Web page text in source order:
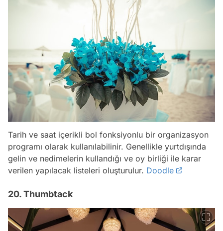
Tarih ve saat içerikli bol fonksiyonlu bir organizasyon
programı olarak kullanılabilinir. Genellikle yurtdışında
gelin ve nedimelerin kullandığı ve oy birliği ile karar
verilen yapılacak listeleri oluşturulur. Doodle
20. Thumbtack